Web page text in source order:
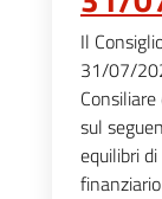
Il
31/07/
sul
equilibri